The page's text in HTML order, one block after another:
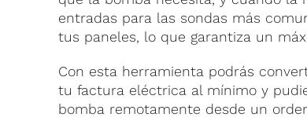
entradas para las sondas más
tus paneles, lo que garantiza un
Con esta herramienta podrás
tu factura eléctrica al mínimo y
bomba remotamente desde un